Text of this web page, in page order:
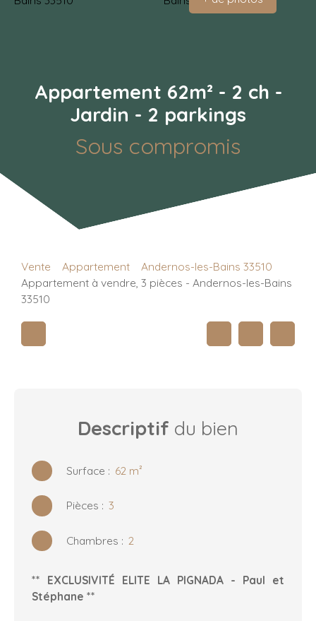
Appartement 62m² - 2 ch -
Jardin - 2 parkings
Sous compromis
Vente Appartement
Andernos-les-Bains 33510
Appartement à vendre, 3 pièces - Andernos-les-Bains
33510
Descriptif du bien
Surface : 62 m²
Pièces : 3
Chambres : 2
** EXCLUSIVITÉ ELITE LA PIGNADA - Paul et
Stéphane **